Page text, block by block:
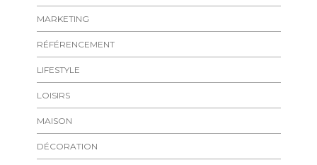
MARKETING
RÉFÉRENCEMENT
LIFESTYLE
LOISIRS
MAISON
DÉCORATION